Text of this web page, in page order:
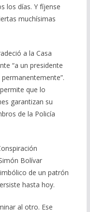
los días. Y fíjense
muchísimas
a la Casa
“a un presidente
que lo
garantizan su
de la Policía
Bolívar
de un patrón
hasta hoy.
al otro. Ese